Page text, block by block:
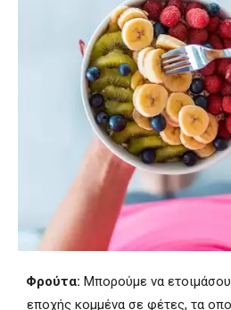
Φρούτα: Mπορούμε να
εποχής κομμένα σε φέτες, τα